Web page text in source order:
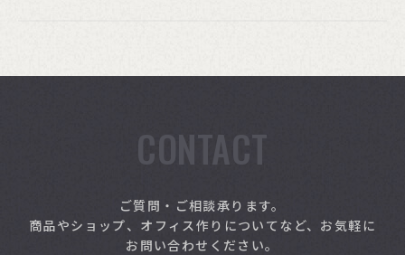
CONTACT
ご質問・ご相談承ります。
商品やショップ、オフィス作りについてなど、お気軽に
お問い合わせください。